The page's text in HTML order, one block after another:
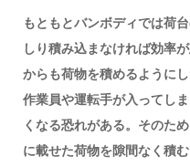
もともとバンボディでは荷
しり積み込まなければ効率
からも荷物を積めるように
作業員や運転手が入ってし
くなる恐れがある。そのた
に載せた荷物を隙間なく積